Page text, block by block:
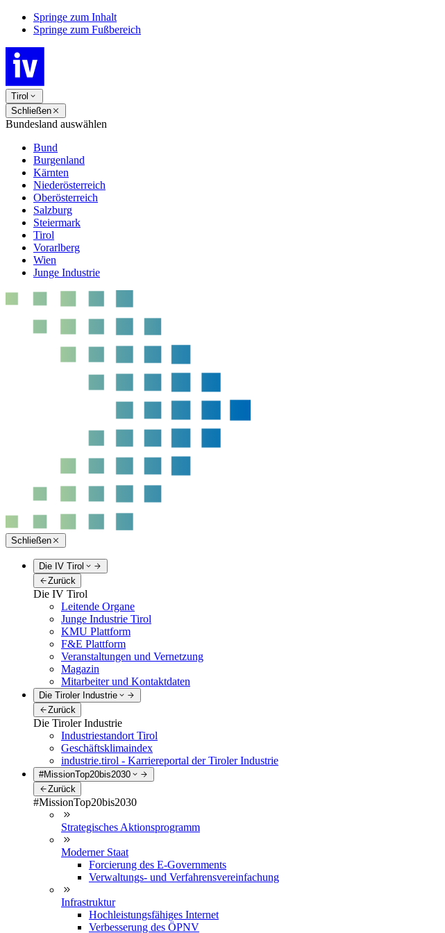
Springe zum Inhalt
Springe zum Fußbereich
Tirol
Schließen
Bundesland auswählen
Bund
Burgenland
Kärnten
Niederösterreich
Oberösterreich
Salzburg
Steiermark
Tirol
Vorarlberg
Wien
Junge Industrie
Schließen
Die IV Tirol
Zurück
Die IV Tirol
Leitende Organe
Junge Industrie Tirol
KMU Plattform
F&E Plattform
Veranstaltungen und Vernetzung
Magazin
Mitarbeiter und Kontaktdaten
Die Tiroler Industrie
Zurück
Die Tiroler Industrie
Industriestandort Tirol
Geschäftsklimaindex
industrie.tirol - Karriereportal der Tiroler Industrie
#MissionTop20bis2030
Zurück
#MissionTop20bis2030
Strategisches Aktionsprogramm
Moderner Staat
Forcierung des E-Governments
Verwaltungs- und Verfahrensvereinfachung
Infrastruktur
Hochleistungsfähiges Internet
Verbesserung des ÖPNV